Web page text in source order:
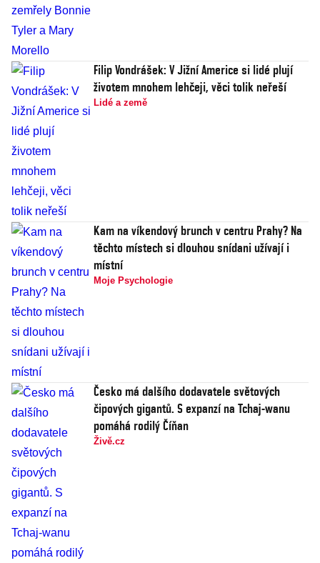
Filip Vondrášek: V Jižní Americe si lidé plují
životem mnohem lehčeji, věci tolik neřeší
Lidé a země
Kam na víkendový brunch v centru Prahy? Na
těchto místech si dlouhou snídani užívají i
místní
Moje Psychologie
Česko má dalšího dodavatele světových
čipových gigantů. S expanzí na Tchaj-wanu
pomáhá rodilý Číňan
Živě.cz